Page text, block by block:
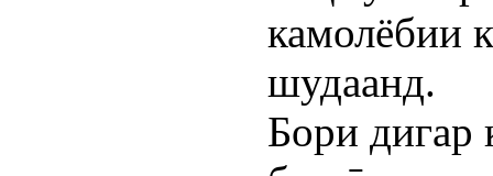
камолёбии
шудаанд.
Бори дигар